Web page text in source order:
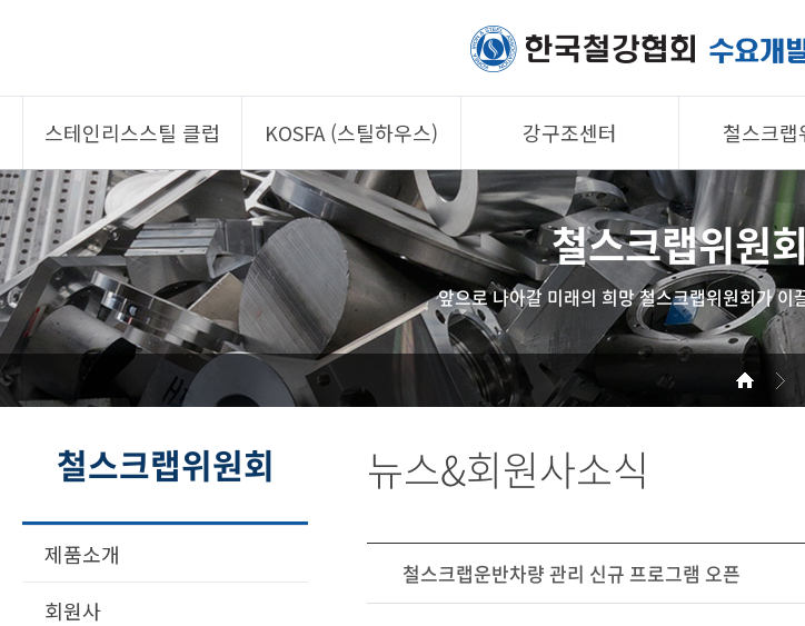
스테인리스스틸 클럽
제품소개
회원사
클럽 소개
정보/자문
사진/영상
제품 기획안 상시
공모
KOSFA (스틸하우스)
제품소개
회원사
KOSFA
알림/자료
사진/영상
강구조센터
제품소개
회원사
강구조센터
알림/자료
사진/영상
철스크랩
제품소개
회원사
철스크랩
알림/자료
사진/영상
철스크랩위원
앞으로 나아갈 미래의 희망 철스크랩위원회가 이
철스크랩위원회
제품소개
회원사
뉴스&회원사소식
철스크랩운반차량 관리 신규 프로그램 오픈